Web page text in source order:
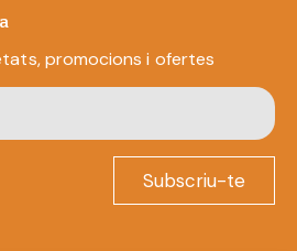
promocions i ofertes
Subscriu-te